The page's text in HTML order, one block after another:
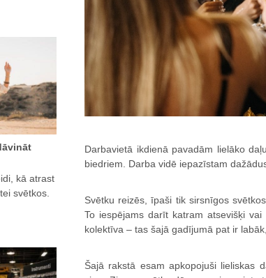
kā atrast
svētkos.
Darbavietā ikdienā pavadām lielāko
biedriem. Darba vidē iepazīstam
Svētku reizēs, īpaši tik sirsnīgos
To iespējams darīt katram atsevišķi
kolektīva – tas šajā gadījumā pat ir
Šajā rakstā esam apkopojuši lieliskas